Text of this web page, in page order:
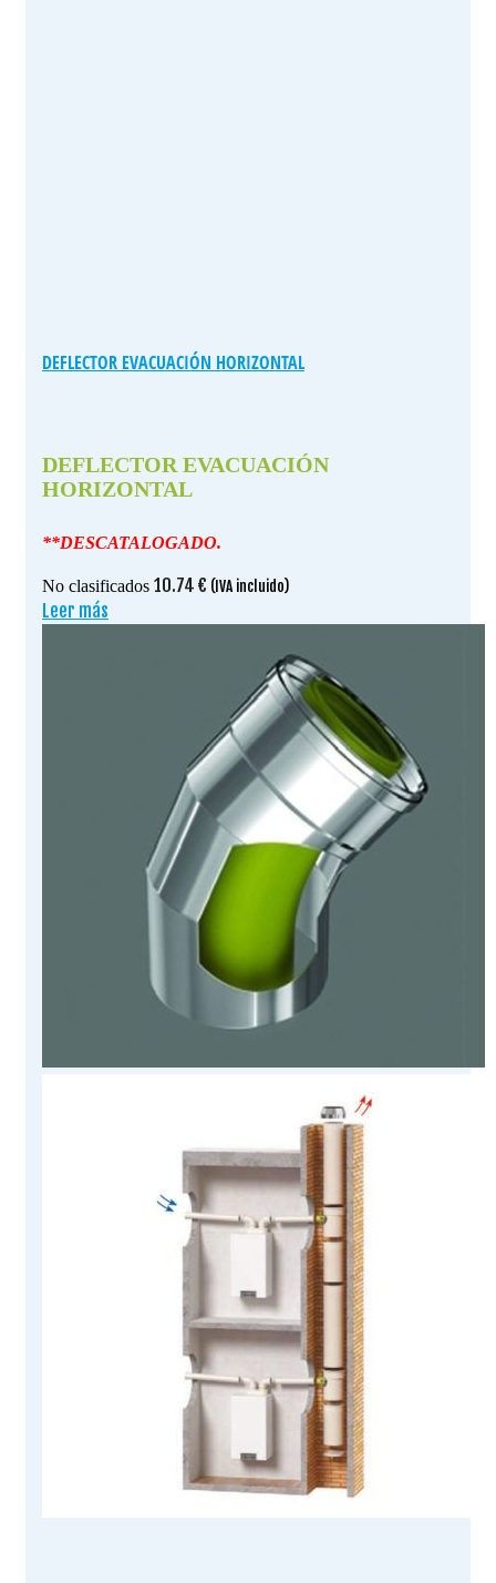
DEFLECTOR EVACUACIÓN HORIZONTAL
DEFLECTOR EVACUACIÓN
HORIZONTAL
**DESCATALOGADO.
No clasificados 10.74 € (IVA incluido)
Leer más